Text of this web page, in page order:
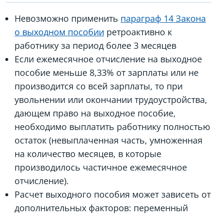
Невозможно применить параграф 14 Закона
о выходном пособии ретроактивно к
работнику за период более 3 месяцев
Если ежемесячное отчисление на выходное
пособие меньше 8,33% от зарплаты или не
производится со всей зарплаты, то при
увольнении или окончании трудоустройства,
дающем право на выходное пособие,
необходимо выплатить работнику полностью
остаток (невыплаченная часть, умноженная
на количество месяцев, в которые
производилось частичное ежемесячное
отчисление).
Расчет выходного пособия может зависеть от
дополнительных факторов: переменный